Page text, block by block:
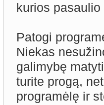
kurios
Patogi
Niekas
galimybę
turite progą,
programėlę ir